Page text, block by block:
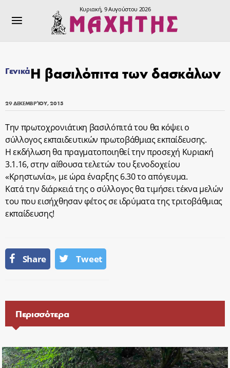
Κυριακή, 9 Αυγούστου 2026
ΓενικάΗ βασιλόπιτα των δασκάλων
29 ΔΕΚΕΜΒΡΊΟΥ, 2015
Την πρωτοχρονιάτικη βασιλόπιτά του θα κόψει ο
σύλλογος εκπαιδευτικών πρωτοβάθμιας εκπαίδευσης.
Η εκδήλωση θα πραγματοποιηθεί την προσεχή Κυριακή
3.1.16, στην αίθουσα τελετών του ξενοδοχείου
«Κρηστωνία», με ώρα έναρξης 6.30 το απόγευμα.
Κατά την διάρκειά της ο σύλλογος θα τιμήσει τέκνα μελών
του που εισήχθησαν φέτος σε ιδρύματα της τριτοβάθμιας
εκπαίδευσης!
Share Tweet
Περισσότερα